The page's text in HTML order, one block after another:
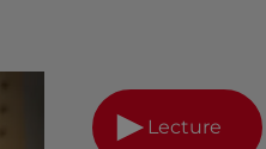
Lecture